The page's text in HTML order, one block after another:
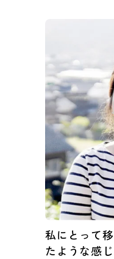
私にとって
たような感じ